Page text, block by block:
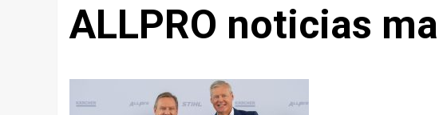
ALLPRO noticias